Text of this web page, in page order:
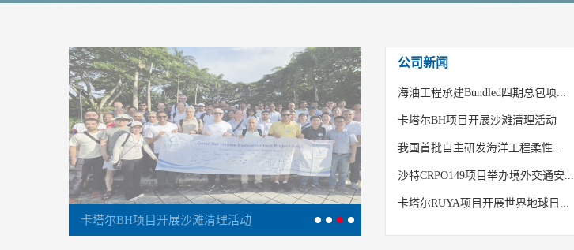
我国首批自主研发海洋工程柔性制造...
公司新闻
海油工程承建Bundled四期总包项...
卡塔尔BH项目开展沙滩清理活动
我国首批自主研发海洋工程柔性...
沙特CRPO149项目举办境外交通安...
卡塔尔RUYA项目开展世界地球日...